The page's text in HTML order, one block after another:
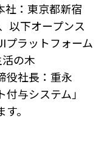
社：東京都新宿
以下オープンス
プラットフォーム
の木
役社長：重永
与システム」
。